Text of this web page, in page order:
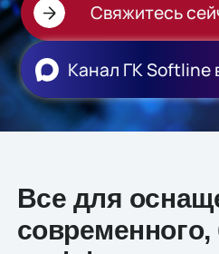
Свяжитесь
Канал ГК Softline
Все для
современного,